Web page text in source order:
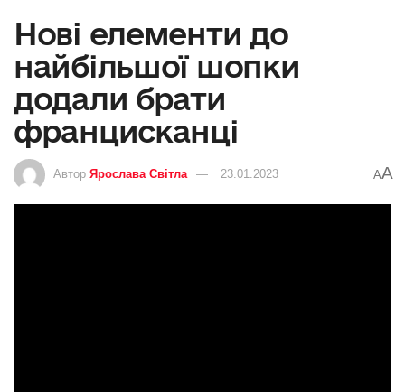
Нові елементи до
найбільшої шопки
додали брати
францисканці
Автор Ярослава Світла 23.01.2023 AA